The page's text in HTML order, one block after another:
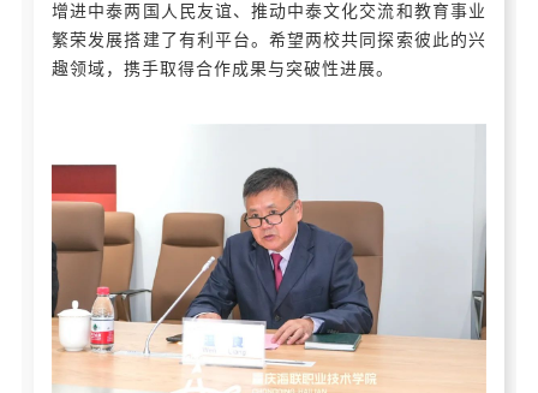
增进中泰两国人民友谊、推动中泰文化交流和教育事业
繁荣发展搭建了有利平台。希望两校共同探索彼此的兴
趣领域，携手取得合作成果与突破性进展。